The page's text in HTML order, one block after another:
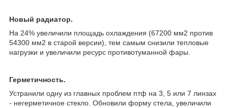
Новый радиатор.
На 24% увеличили площадь охлаждения (67200 мм2 против
54300 мм2 в старой версии), тем самым снизили тепловые
нагрузки и увеличили ресурс противотуманной фары.
Герметичность.
Устранили одну из главных проблем птф на 3, 5 или 7 линзах
- негерметичное стекло. Обновили форму стела, увеличили